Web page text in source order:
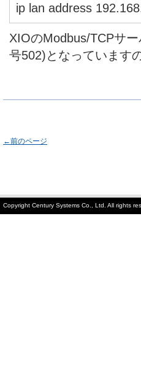
ip lan address
XIOのModbus/TCPサ
号502)となっています
←前のページ
Copyright Century Systems Co., Ltd. All rights